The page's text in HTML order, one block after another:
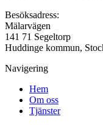
Besöksadress:
Mälarvägen
141 71 Segeltorp
Huddinge kommun,
Navigering
Hem
Om oss
Tjänster